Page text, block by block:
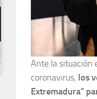
Ante la situación
coronavirus, los
Extremadura”